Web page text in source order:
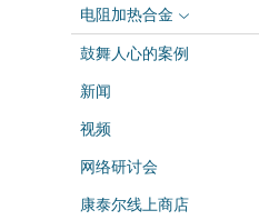
电阻加热合金
鼓舞人心的案例
新闻
视频
网络研讨会
康泰尔线上商店